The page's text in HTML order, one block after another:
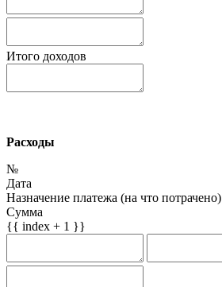
Итого доходов
Расходы
№
Дата
Назначение платежа (на что потрачено)
Сумма
{{ index + 1 }}